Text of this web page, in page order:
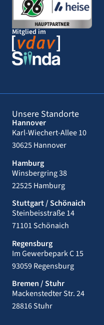
Mitglied im
Unsere Standorte
Hannover
Karl-Wiechert-Allee 10
30625 Hannover
Hamburg
Winsbergring 38
22525 Hamburg
Stuttgart / Schönaich
Steinbeisstraße 14
71101 Schönaich
Regensburg
Im Gewerbepark C 15
93059 Regensburg
Bremen / Stuhr
Mackenstedter Str. 24
28816 Stuhr